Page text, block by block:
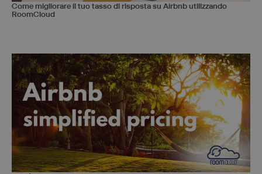
Come migliorare il tuo tasso di risposta su Airbnb utilizzando
RoomCloud